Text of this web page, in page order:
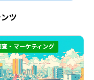
ツ
査・マーケティング